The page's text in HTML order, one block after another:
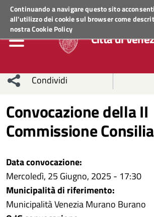
Continuando a navigare questo sito acconsenti
all'utilizzo dei cookie sul browser come
nostraCookie Policy
Regione VenetoACCEDI AI SERVIZI
Città di
Condividi
sui social
network
Condividi
Condividi
su
Condividi
Twitter
su
Facebook
Condividi
su
Convocazione della II
Commissione
Data convocazione:
Mercoledì, 25 Giugno, 2025 - 17:30
Municipalità di riferimento:
Municipalità Venezia Murano Burano